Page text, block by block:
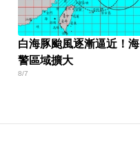
白海豚颱風逐漸逼近！海
警區域擴大
8/7